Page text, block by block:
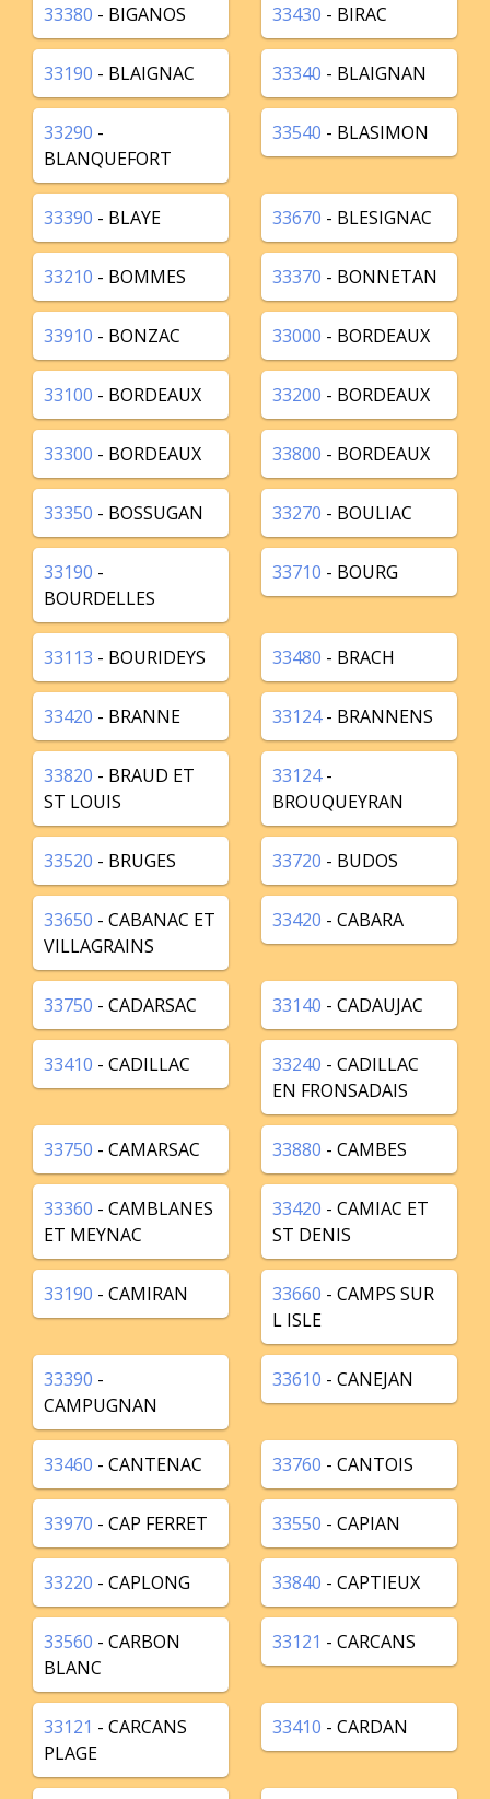
33380 - BIGANOS 33430 - BIRAC
33190 - BLAIGNAC 33340 - BLAIGNAN
33290 -
BLANQUEFORT
33540 - BLASIMON
33390 - BLAYE 33670 - BLESIGNAC
33210 - BOMMES 33370 - BONNETAN
33910 - BONZAC 33000 - BORDEAUX
33100 - BORDEAUX 33200 - BORDEAUX
33300 - BORDEAUX 33800 - BORDEAUX
33350 - BOSSUGAN 33270 - BOULIAC
33190 -
BOURDELLES
33710 - BOURG
33113 - BOURIDEYS 33480 - BRACH
33420 - BRANNE 33124- BRANNENS
33820 - BRAUD ET
ST LOUIS
33124-
BROUQUEYRAN
33520 - BRUGES 33720 - BUDOS
33650 - CABANAC ET
VILLAGRAINS
33420 - CABARA
33750 - CADARSAC 33140 - CADAUJAC
33410 - CADILLAC 33240 - CADILLAC
EN FRONSADAIS
33750 - CAMARSAC 33880 - CAMBES
33360 - CAMBLANES
ET MEYNAC
33420 - CAMIAC ET
ST DENIS
33190 - CAMIRAN 33660 - CAMPS SUR
L ISLE
33390 -
CAMPUGNAN
33610 - CANEJAN
33460 - CANTENAC 33760 - CANTOIS
33970 - CAP FERRET 33550 - CAPIAN
33220 - CAPLONG 33840 - CAPTIEUX
33560 - CARBON
BLANC
33121 - CARCANS
33121 - CARCANS
PLAGE
33410 - CARDAN